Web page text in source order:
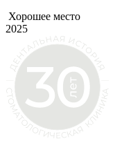
Хорошее место
2025